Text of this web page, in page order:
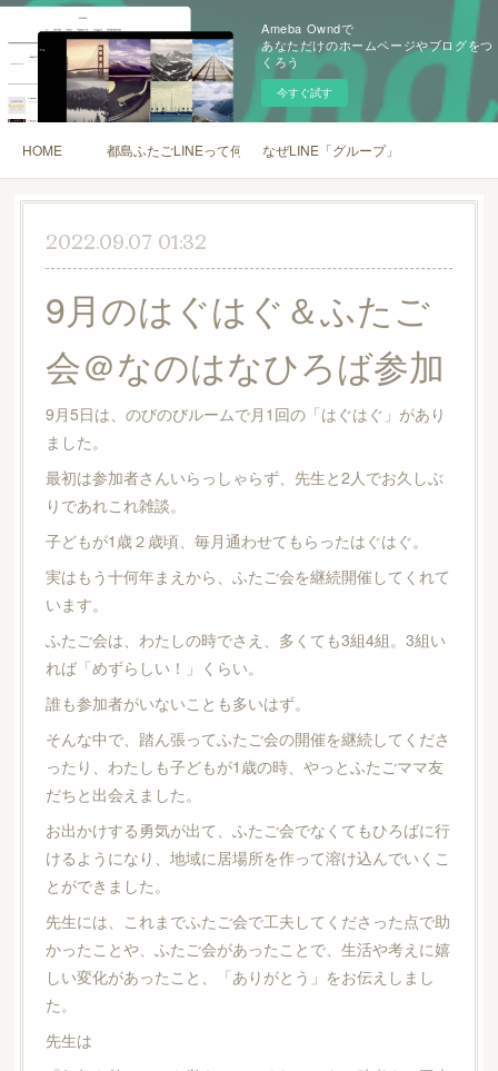
Ameba Owndで
あなただけのホームページやブログをつ
くろう
今すぐ試す
HOME 都島ふたごLINEって何？ なぜLINE「グループ」？
2022.09.07 01:32
9月のはぐはぐ＆ふたご
会＠なのはなひろば参加
9月5日は、のびのびルームで月1回の「はぐはぐ」があり
ました。
最初は参加者さんいらっしゃらず、先生と2人でお久しぶ
りであれこれ雑談。
子どもが1歳２歳頃、毎月通わせてもらったはぐはぐ。
実はもう十何年まえから、ふたご会を継続開催してくれて
います。
ふたご会は、わたしの時でさえ、多くても3組4組。3組い
れば「めずらしい！」くらい。
誰も参加者がいないことも多いはず。
そんな中で、踏ん張ってふたご会の開催を継続してくださ
ったり、わたしも子どもが1歳の時、やっとふたごママ友
だちと出会えました。
お出かけする勇気が出て、ふたご会でなくてもひろばに行
けるようになり、地域に居場所を作って溶け込んでいくこ
とができました。
先生には、これまでふたご会で工夫してくださった点で助
かったことや、ふたご会があったことで、生活や考えに嬉
しい変化があったこと、「ありがとう」をお伝えしまし
た。
先生は